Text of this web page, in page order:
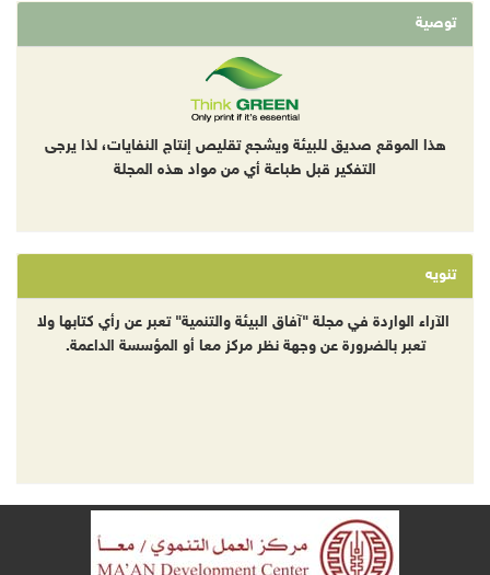
توصية
هذا الموقع صديق للبيئة ويشجع تقليص إنتاج النفايات، لذا يرجى
التفكير قبل طباعة أي من مواد هذه المجلة
تنويه
الآراء الواردة في مجلة "آفاق البيئة والتنمية" تعبر عن رأي كتابها ولا
تعبر بالضرورة عن وجهة نظر مركز معا أو المؤسسة الداعمة.